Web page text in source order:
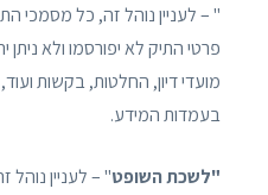
" – לעניין נוהל זה, כל מסמכי
פרטי התיק לא יפורסמו ולא ניתן
מועדי דיון, החלטות, בקשות
בעמדות המידע.
"לשכת השופט" – לעניין